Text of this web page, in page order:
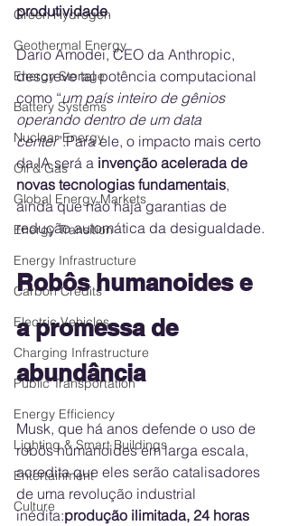
Green Hydrogen
Geothermal Energy
Energy Storage
Battery Systems
Nuclear Energy
Oil & Gas
Global Energy Markets
Energy Transition
Energy Infrastructure
Carbon Credits
Electric Vehicles
Charging Infrastructure
Public Transportation
Energy Efficiency
Lighting & Smart Buildings
Entertainment
Culture
produtividade.
Dario Amodei, CEO da Anthropic,
descreve tal potência computacional
como “um país inteiro de gênios
operando dentro de um data
center”.Para ele, o impacto mais certo
da IA será a invenção acelerada de
novas tecnologias fundamentais,
ainda que não haja garantias de
redução automática da desigualdade.
Robôs humanoides e
a promessa de
abundância
Musk, que há anos defende o uso de
robôs humanoides em larga escala,
acredita que eles serão catalisadores
de uma revolução industrial
inédita:produção ilimitada, 24 horas